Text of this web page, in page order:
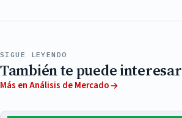
SIGUE LEYENDO
También te puede interesar
Más en Análisis de Mercado